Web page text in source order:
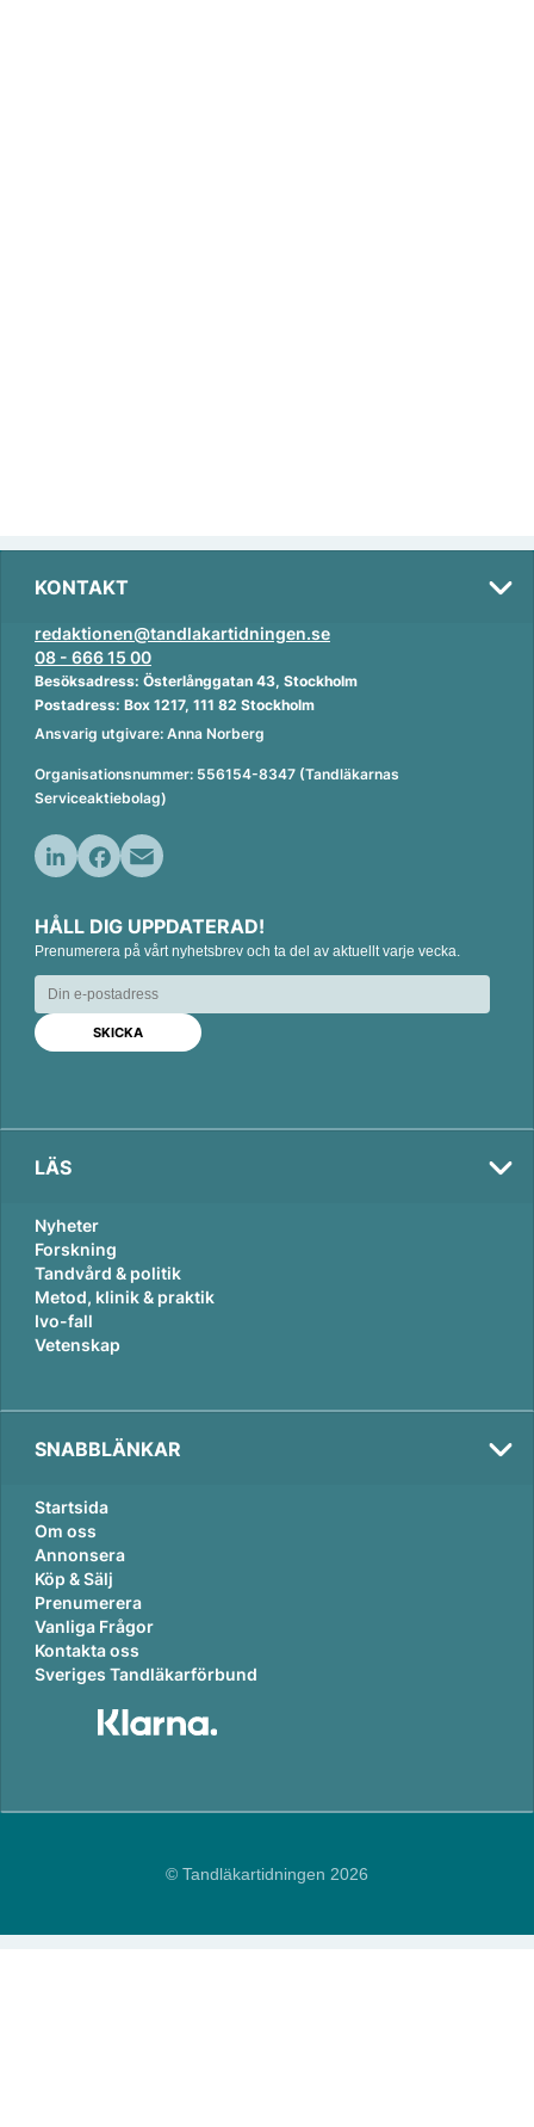
KONTAKT
redaktionen@tandlakartidningen.se
08 - 666 15 00
Besöksadress: Österlånggatan 43, Stockholm
Postadress: Box 1217, 111 82 Stockholm
Ansvarig utgivare: Anna Norberg
Organisationsnummer: 556154-8347 (Tandläkarnas
Serviceaktiebolag)
n
k
e
d
n
c
e
b
o
o
k
a
i
l
HÅLL DIG UPPDATERAD!
Prenumerera på vårt nyhetsbrev och ta del av aktuellt varje vecka.
LÄS
Nyheter
Forskning
Tandvård & politik
Metod, klinik & praktik
Ivo-fall
Vetenskap
SNABBLÄNKAR
Startsida
Om oss
Annonsera
Köp & Sälj
Prenumerera
Vanliga Frågor
Kontakta oss
Sveriges Tandläkarförbund
© Tandläkartidningen 2026